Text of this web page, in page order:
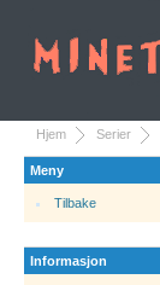
Hjem Serier
Meny
Tilbake
Informasjon